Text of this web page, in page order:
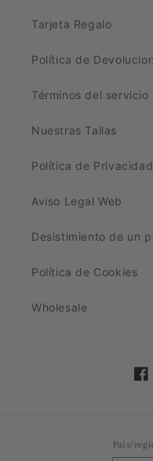
Tarjeta Regalo
Política de
Términos del servicio
Nuestras Tallas
Política de Privacidad
Aviso Legal Web
Desistimiento de un
Política de Cookies
Wholesale
País/